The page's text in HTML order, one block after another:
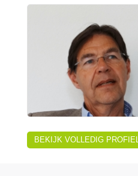
BEKIJK VOLLEDIG PROFIEL